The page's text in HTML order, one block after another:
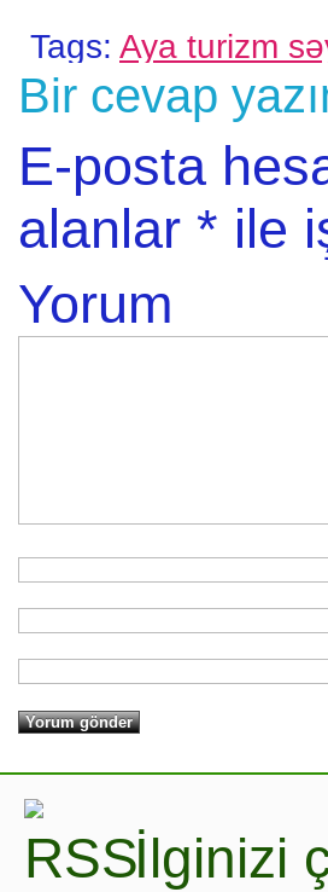
Tags: Aya turizm
Bir cevap
E-posta
alanlar * ile
Yorum
İlginizi